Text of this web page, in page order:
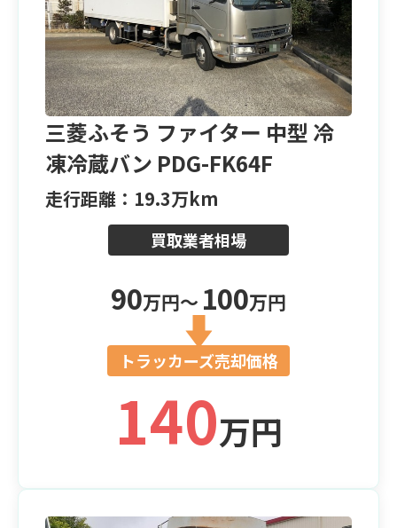
三菱ふそう ファイター 中型 冷
凍冷蔵バン PDG-FK64F
走行距離：19.3万km
買取業者相場
90万円〜 100万円
トラッカーズ売却価格
140万円